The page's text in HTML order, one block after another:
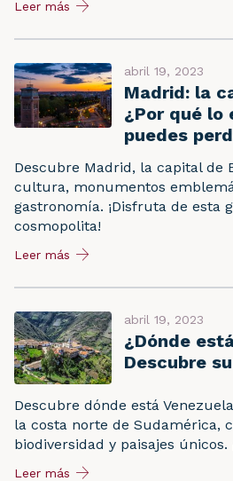
Leer más
abril 19, 2023
Madrid: la
¿Por qué lo
puedes
Descubre Madrid, la capital de
cultura, monumentos
gastronomía. ¡Disfruta de esta
cosmopolita!
Leer más
abril 19, 2023
¿Dónde
Descubre
Descubre dónde está
la costa norte de Sudamérica,
biodiversidad y paisajes únicos.
Leer más